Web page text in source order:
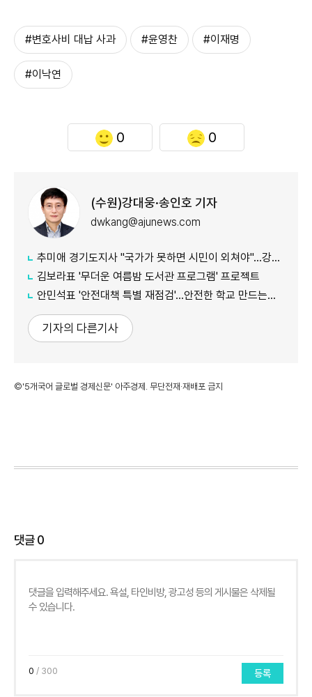
#변호사비 대납 사과 #윤영찬 #이재명
#이낙연
0 0
(수원)강대웅·송인호 기자
dwkang@ajunews.com
추미애 경기도지사 "국가가 못하면 시민이 외쳐야"...강일출 할머니 흉상 앞 '연대' 강조
김보라표 '무더운 여름밤 도서관 프로그램' 프로젝트
안민석표 '안전대책 특별 재점검'...안전한 학교 만드는데 만전
기자의 다른기사
©'5개국어 글로벌 경제신문' 아주경제. 무단전재·재배포 금지
댓글0
0 / 300 등록